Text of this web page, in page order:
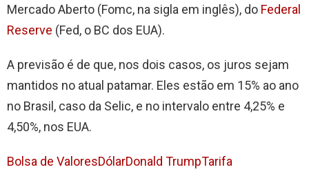
Mercado Aberto (Fomc, na sigla em inglês), do Federal
Reserve (Fed, o BC dos EUA).
A previsão é de que, nos dois casos, os juros sejam
mantidos no atual patamar. Eles estão em 15% ao ano
no Brasil, caso da Selic, e no intervalo entre 4,25% e
4,50%, nos EUA.
Bolsa de ValoresDólarDonald TrumpTarifa